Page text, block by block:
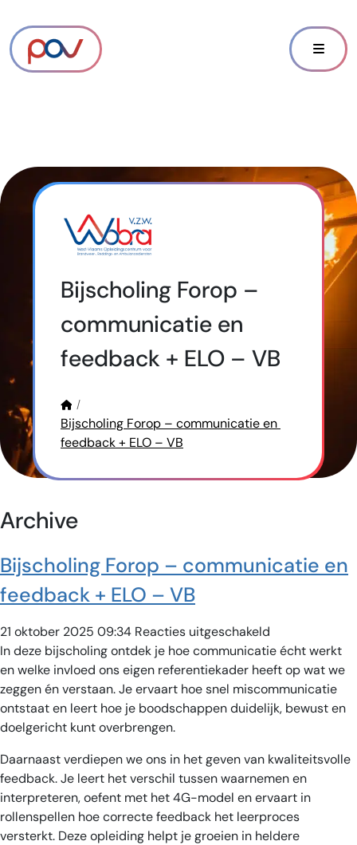
Bijscholing Forop –
communicatie en
feedback + ELO – VB
Bijscholing Forop – communicatie en
feedback + ELO – VB
Archive
Bijscholing Forop – communicatie en
feedback + ELO – VB
21 oktober 2025 09:34 Reacties uitgeschakeld
Bijscholing
Forop
–
communicatie
+
ELO
–
VB
In deze bijscholing ontdek je hoe communicatie écht werkt
en welke invloed ons eigen referentiekader heeft op wat we
zeggen én verstaan. Je ervaart hoe snel miscommunicatie
ontstaat en leert hoe je boodschappen duidelijk, bewust en
doelgericht kunt overbrengen.
Daarnaast verdiepen we ons in het geven van kwaliteitsvolle
feedback. Je leert het verschil tussen waarnemen en
interpreteren, oefent met het 4G-model en ervaart in
rollenspellen hoe correcte feedback het leerproces
versterkt. Deze opleiding helpt je groeien in heldere